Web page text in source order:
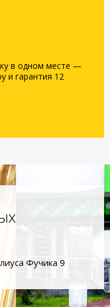
в одном месте —
и гарантия 12
Фучика 9